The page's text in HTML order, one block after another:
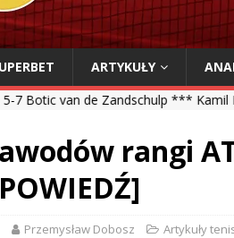
ARTYKUŁY
*** Kamil Majchrzak 4-6,
rangi
Przemysław Dobosz Artykuły